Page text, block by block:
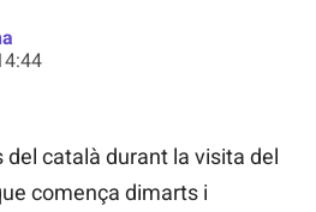
del català durant la visita del
comença dimarts i